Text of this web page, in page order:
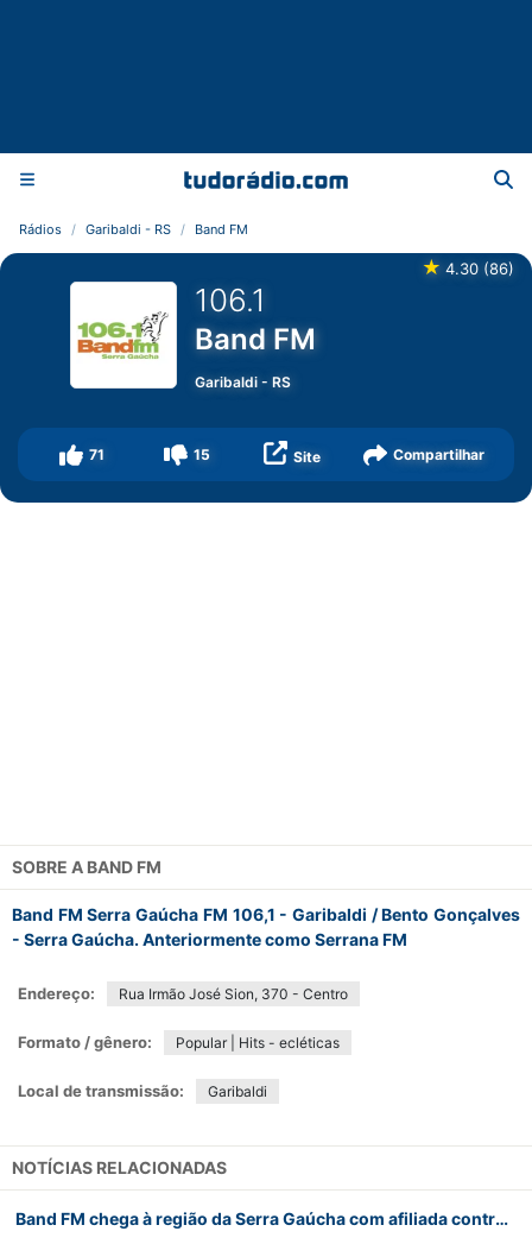
Rádios Garibaldi - RS Band FM
★ 4.30 (86)
106.1
Band FM
Garibaldi -RS
71 15 Site Compartilhar
SOBRE A BAND FM
Band FM Serra Gaúcha FM 106,1 - Garibaldi / Bento Gonçalves
- Serra Gaúcha. Anteriormente como Serrana FM
Endereço: Rua Irmão José Sion, 370 - Centro
Formato / gênero: Popular | Hits - ecléticas
Local de transmissão: Garibaldi
NOTÍCIAS RELACIONADAS
Band FM chega à região da Serra Gaúcha com afiliada controlada pelo Grupo RSCOM